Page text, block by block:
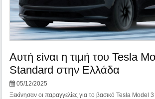
Αυτή είναι η τιμή του Tesla
Standard στην Ελλάδα
05/12/2025
Ξεκίνησαν οι παραγγελίες για το βασικό Tesla Model